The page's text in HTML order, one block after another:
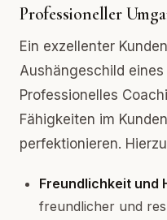
Professioneller
Ein exzellenter
Aushängeschild
Professionelles
Fähigkeiten im
perfektionieren.
Freundlichkeit und
freundlicher und